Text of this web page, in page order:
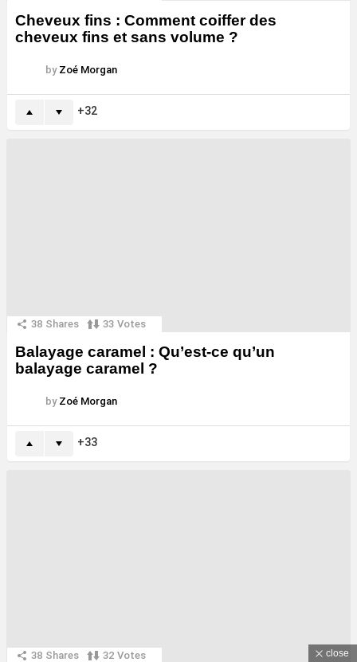
Cheveux fins : Comment coiffer des
cheveux fins et sans volume ?
by Zoé Morgan
32
38 Shares 33 Votes
Balayage caramel : Qu’est-ce qu’un
balayage caramel ?
by Zoé Morgan
33
38 Shares 32 Votes close